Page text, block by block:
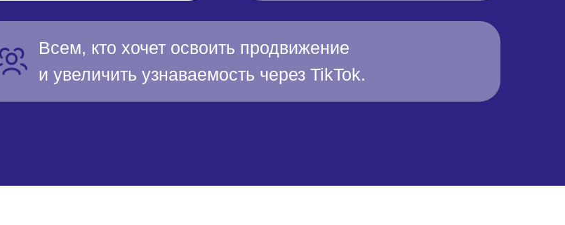
Всем, кто хочет освоить продвижение
и увеличить узнаваемость через TikTok.